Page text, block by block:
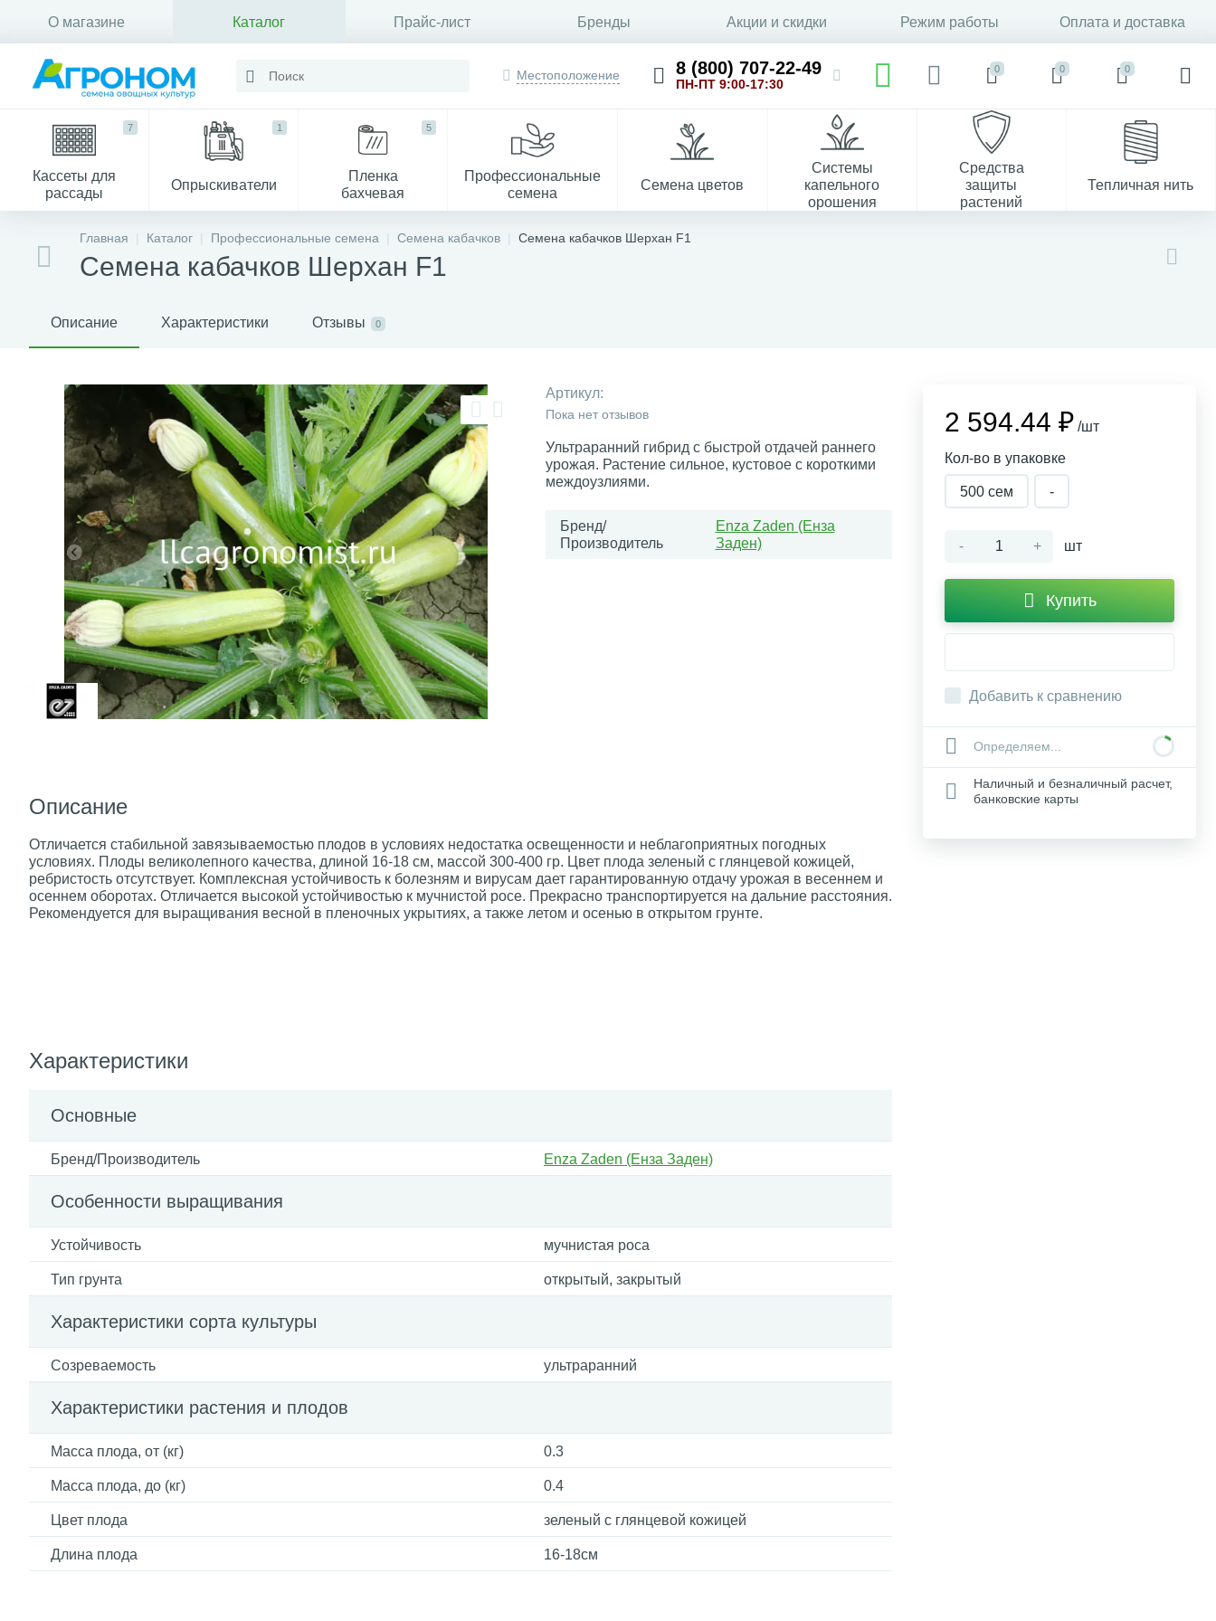
О магазине Каталог Прайс-лист Бренды Акции и скидки Режим работы Оплата и доставка
Контакты
Местоположение 8 (800) 707-22-49
ПН-ПТ 9:00-17:30
0 0 0
Кассеты для
рассады
7
Опрыскиватели
1
Пленка
бахчевая
5
Профессиональные
семена
Семена цветов
Системы
капельного
орошения
Средства
защиты
растений
Тепличная нить
Главная Каталог Профессиональные семена Семена кабачков Семена кабачков Шерхан F1
Семена кабачков Шерхан F1
Описание Характеристики Отзывы 0
Артикул:
Пока нет отзывов
Ультраранний гибрид с быстрой отдачей раннего
урожая. Растение сильное, кустовое с короткими
междоузлиями.
Бренд/
Производитель
Enza Zaden (Енза
Заден)
Описание
Отличается стабильной завязываемостью плодов в условиях недостатка освещенности и неблагоприятных погодных
условиях. Плоды великолепного качества, длиной 16-18 см, массой 300-400 гр. Цвет плода зеленый с глянцевой кожицей,
ребристость отсутствует. Комплексная устойчивость к болезням и вирусам дает гарантированную отдачу урожая в весеннем и
осеннем оборотах. Отличается высокой устойчивостью к мучнистой росе. Прекрасно транспортируется на дальние расстояния.
Рекомендуется для выращивания весной в пленочных укрытиях, а также летом и осенью в открытом грунте.
Характеристики
Основные
Бренд/Производитель Enza Zaden (Енза Заден)
Особенности выращивания
Устойчивость мучнистая роса
Тип грунта открытый, закрытый
Характеристики сорта культуры
Созреваемость ультраранний
Характеристики растения и плодов
Масса плода, от (кг) 0.3
Масса плода, до (кг) 0.4
Цвет плода зеленый с глянцевой кожицей
Длина плода 16-18см
2 594.44 ₽ /шт
Кол-во в упаковке
500 сем -
- + шт
Купить
Добавить к сравнению
Определяем...
Наличный и безналичный расчет,
банковские карты